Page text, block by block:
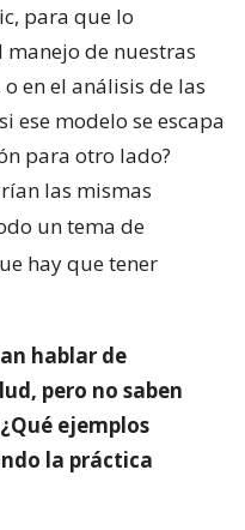
para que lo
de nuestras
en el análisis de las
ese modelo se escapa
para otro lado?
las mismas
un tema de
hay que tener
hablar de
pero no saben
ejemplos
la práctica